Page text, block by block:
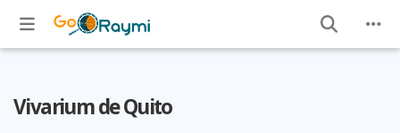
Vivarium de Quito